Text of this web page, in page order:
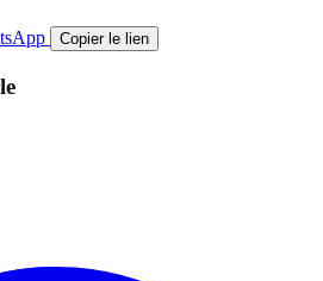
Copier le lien